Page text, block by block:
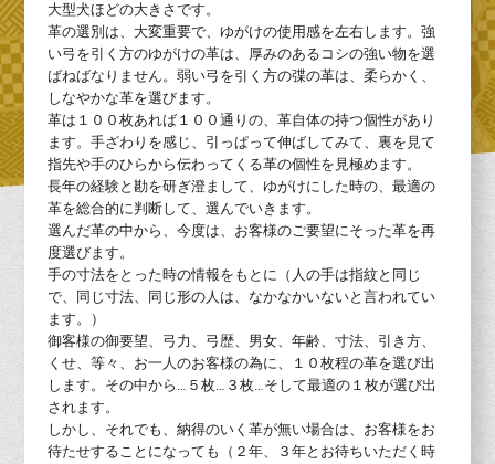
大型犬ほどの大きさです。
革の選別は、大変重要で、ゆがけの使用感を左右します。強
い弓を引く方のゆがけの革は、厚みのあるコシの強い物を選
ばねばなりません。弱い弓を引く方の弽の革は、柔らかく、
しなやかな革を選びます。
革は１００枚あれば１００通りの、革自体の持つ個性があり
ます。手ざわりを感じ、引っぱって伸ばしてみて、裏を見て
指先や手のひらから伝わってくる革の個性を見極めます。
長年の経験と勘を研ぎ澄まして、ゆがけにした時の、最適の
革を総合的に判断して、選んでいきます。
選んだ革の中から、今度は、お客様のご要望にそった革を再
度選びます。
手の寸法をとった時の情報をもとに（人の手は指紋と同じ
で、同じ寸法、同じ形の人は、なかなかいないと言われてい
ます。）
御客様の御要望、弓力、弓歴、男女、年齢、寸法、引き方、
くせ、等々、お一人のお客様の為に、１０枚程の革を選び出
します。その中から…５枚…３枚…そして最適の１枚が選び出
されます。
しかし、それでも、納得のいく革が無い場合は、お客様をお
待たせすることになっても（２年、３年とお待ちいただく時